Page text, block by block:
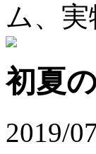
ム、実
初夏
2019/